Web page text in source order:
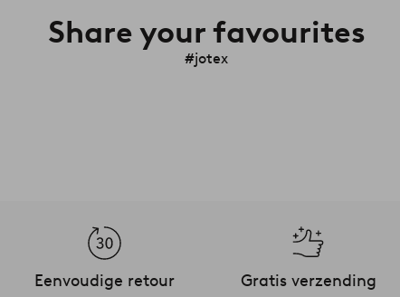
Share your favourites
#jotex
Eenvoudige retour Gratis verzending